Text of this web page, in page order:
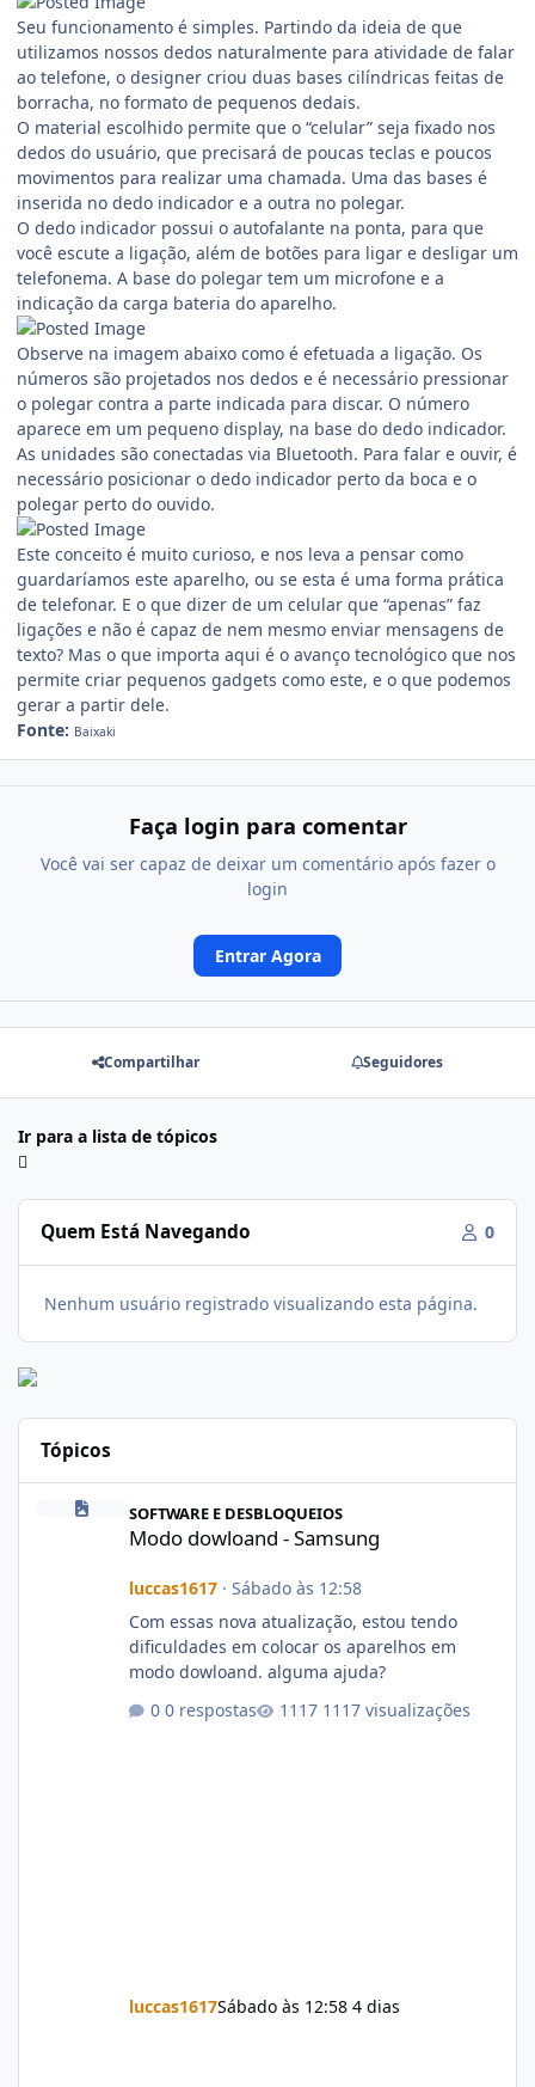
Seu funcionamento é simples. Partindo da ideia de que
utilizamos nossos dedos naturalmente para atividade de falar
ao telefone, o designer criou duas bases cilíndricas feitas de
borracha, no formato de pequenos dedais.
O material escolhido permite que o “celular” seja fixado nos
dedos do usuário, que precisará de poucas teclas e poucos
movimentos para realizar uma chamada. Uma das bases é
inserida no dedo indicador e a outra no polegar.
O dedo indicador possui o autofalante na ponta, para que
você escute a ligação, além de botões para ligar e desligar um
telefonema. A base do polegar tem um microfone e a
indicação da carga bateria do aparelho.
Observe na imagem abaixo como é efetuada a ligação. Os
números são projetados nos dedos e é necessário pressionar
o polegar contra a parte indicada para discar. O número
aparece em um pequeno display, na base do dedo indicador.
As unidades são conectadas via Bluetooth. Para falar e ouvir, é
necessário posicionar o dedo indicador perto da boca e o
polegar perto do ouvido.
Este conceito é muito curioso, e nos leva a pensar como
guardaríamos este aparelho, ou se esta é uma forma prática
de telefonar. E o que dizer de um celular que “apenas” faz
ligações e não é capaz de nem mesmo enviar mensagens de
texto? Mas o que importa aqui é o avanço tecnológico que nos
permite criar pequenos gadgets como este, e o que podemos
gerar a partir dele.
Fonte: Baixaki
Faça login para comentar
Você vai ser capaz de deixar um comentário após fazer o
login
Entrar Agora
Compartilhar Seguidores
Ir para a lista de tópicos
Quem Está Navegando 0
Nenhum usuário registrado visualizando esta página.
Tópicos
Modo dowloand - Samsung
SOFTWARE E DESBLOQUEIOS
Modo dowloand - Samsung
luccas1617· Sábado às 12:58
Com essas nova atualização, estou tendo
dificuldades em colocar os aparelhos em
modo dowloand. alguma ajuda?
0 respostas
1117 visualizações
luccas1617Sábado às 12:58 4 dias